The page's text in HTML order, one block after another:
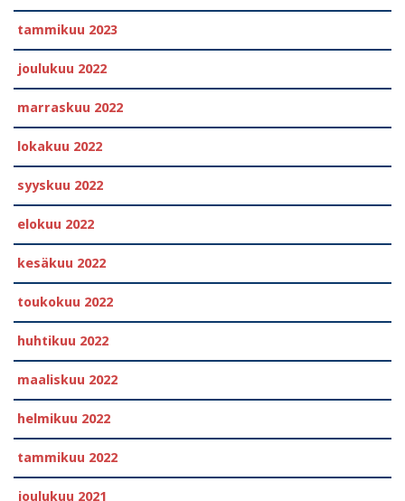
tammikuu 2023
joulukuu 2022
marraskuu 2022
lokakuu 2022
syyskuu 2022
elokuu 2022
kesäkuu 2022
toukokuu 2022
huhtikuu 2022
maaliskuu 2022
helmikuu 2022
tammikuu 2022
joulukuu 2021